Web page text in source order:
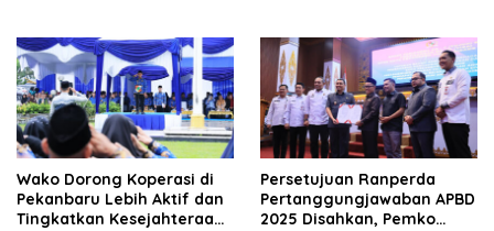
Wako Dorong Koperasi di
Pekanbaru Lebih Aktif dan
Tingkatkan Kesejahteraan
Persetujuan Ranperda
Pertanggungjawaban APBD
2025 Disahkan, Pemko